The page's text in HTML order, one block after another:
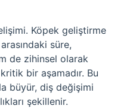
Köpek geliştirme
süre,
de zihinsel olarak
bir aşamadır. Bu
büyür, diş değişimi
şekillenir.